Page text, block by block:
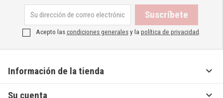
Acepto lascondiciones generalesy la política de privacidad
Información de la tienda 
Su cuenta 